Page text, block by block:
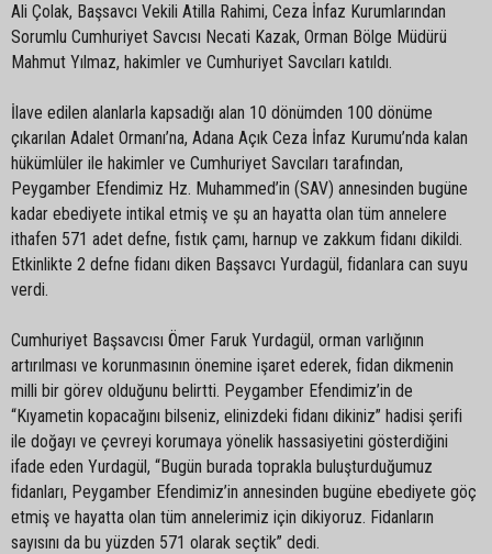
Ali Çolak, Başsavcı Vekili Atilla Rahimi, Ceza İnfaz Kurumlarından
Sorumlu Cumhuriyet Savcısı Necati Kazak, Orman Bölge Müdürü
Mahmut Yılmaz, hakimler ve Cumhuriyet Savcıları katıldı.
İlave edilen alanlarla kapsadığı alan 10 dönümden 100 dönüme
çıkarılan Adalet Ormanı’na, Adana Açık Ceza İnfaz Kurumu’nda kalan
hükümlüler ile hakimler ve Cumhuriyet Savcıları tarafından,
Peygamber Efendimiz Hz. Muhammed’in (SAV) annesinden bugüne
kadar ebediyete intikal etmiş ve şu an hayatta olan tüm annelere
ithafen 571 adet defne, fıstık çamı, harnup ve zakkum fidanı dikildi.
Etkinlikte 2 defne fidanı diken Başsavcı Yurdagül, fidanlara can suyu
verdi.
Cumhuriyet Başsavcısı Ömer Faruk Yurdagül, orman varlığının
artırılması ve korunmasının önemine işaret ederek, fidan dikmenin
milli bir görev olduğunu belirtti. Peygamber Efendimiz’in de
“Kıyametin kopacağını bilseniz, elinizdeki fidanı dikiniz” hadisi şerifi
ile doğayı ve çevreyi korumaya yönelik hassasiyetini gösterdiğini
ifade eden Yurdagül, “Bugün burada toprakla buluşturduğumuz
fidanları, Peygamber Efendimiz’in annesinden bugüne ebediyete göç
etmiş ve hayatta olan tüm annelerimiz için dikiyoruz. Fidanların
sayısını da bu yüzden 571 olarak seçtik” dedi.